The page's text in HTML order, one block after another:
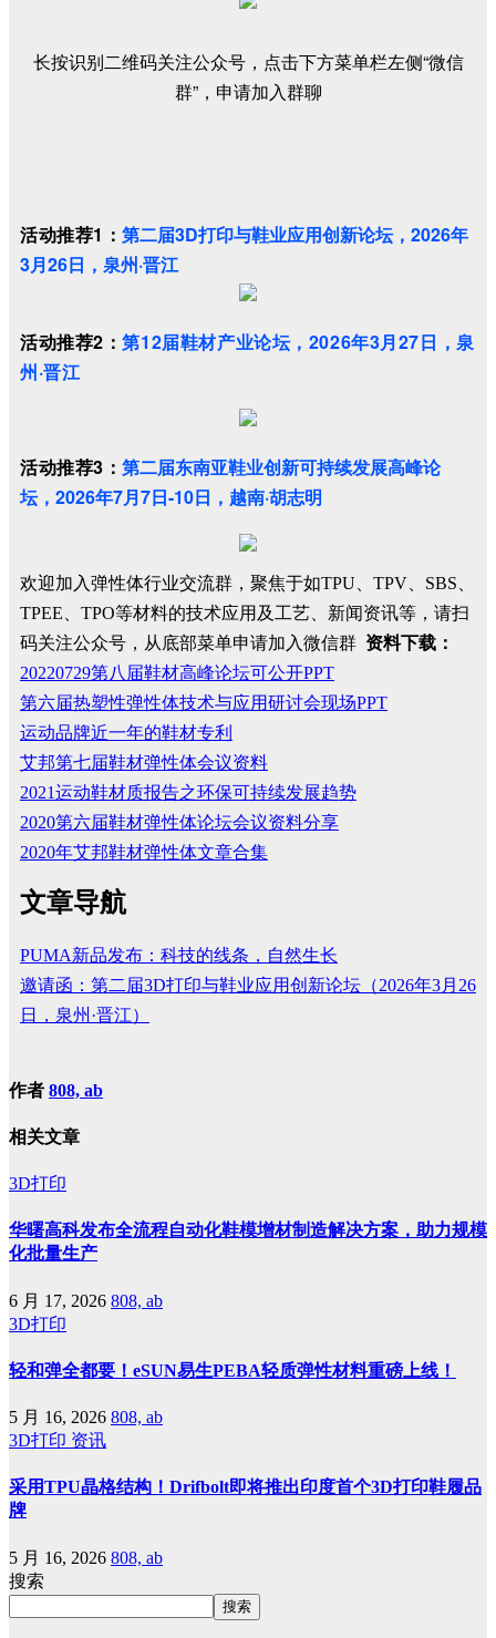
长按识别二维码关注公众号，点击下方菜单栏左侧“微信
群”，申请加入群聊
活动推荐1：第二届3D打印与鞋业应用创新论坛，2026年
3月26日，泉州·晋江
活动推荐2：第12届鞋材产业论坛，2026年3月27日， 泉
州·晋江
活动推荐3：第二届东南亚鞋业创新可持续发展高峰论
坛，2026年7月7日-10日，越南·胡志明
欢迎加入弹性体行业交流群，聚焦于如TPU、TPV、SBS、
TPEE、TPO等材料的技术应用及工艺、新闻资讯等，请扫
码关注公众号，从底部菜单申请加入微信群 资料下载：
20220729第八届鞋材高峰论坛可公开PPT
第六届热塑性弹性体技术与应用研讨会现场PPT
运动品牌近一年的鞋材专利
艾邦第七届鞋材弹性体会议资料
2021运动鞋材质报告之环保可持续发展趋势
2020第六届鞋材弹性体论坛会议资料分享
2020年艾邦鞋材弹性体文章合集
文章导航
PUMA新品发布：科技的线条，自然生长
邀请函：第二届3D打印与鞋业应用创新论坛（2026年3月26
日，泉州·晋江）
作者 808, ab
相关文章
3D打印
华曙高科发布全流程自动化鞋模增材制造解决方案，助力规模
化批量生产
6 月 17, 2026 808, ab
3D打印
轻和弹全都要！eSUN易生PEBA轻质弹性材料重磅上线！
5 月 16, 2026 808, ab
3D打印 资讯
采用TPU晶格结构！Drifbolt即将推出印度首个3D打印鞋履品
牌
5 月 16, 2026 808, ab
搜索
搜索